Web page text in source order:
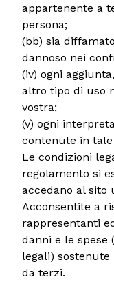
appartenente a
persona;
(bb) sia
dannoso nei
(iv) ogni
altro tipo di uso
vostra;
(v) ogni
contenute in
Le condizioni
regolamento si
accedano al sito
Acconsentite a
rappresentanti
danni e le spese
legali) sostenute
da terzi.